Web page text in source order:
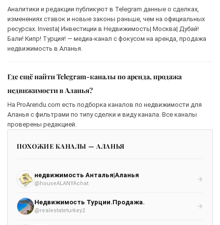
Аналитики и редакции публикуют в Telegram данные о сделках,
изменениях ставок и новые законы раньше, чем на официальных
ресурсах. Investa| Инвестиции в Недвижимость| Москва| Дубай!
Бали! Кипр! Турция! — медиа-канал с фокусом на аренда, продажа
недвижимость в Аланья.
Где ещё найти Telegram-каналы по аренда, продажа
недвижимости в Аланья?
На ProArendu.com есть подборка каналов по недвижимости для
Аланья с фильтрами по типу сделки и виду канала. Все каналы
проверены редакцией.
ПОХОЖИЕ КАНАЛЫ — АЛАНЬЯ
недвижимость Анталья|Аланья
@houseALANYAchat
Недвижимость Турции.Продажа.
@realestateturkey2